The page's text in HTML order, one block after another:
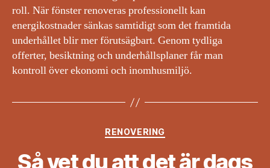
roll. När fönster renoveras professionellt kan
energikostnader sänkas samtidigt som det framtida
underhållet blir mer förutsägbart. Genom tydliga
offerter, besiktning och underhållsplaner får man
kontroll över ekonomi och inomhusmiljö.
Kategorier
RENOVERING
Så vet du att det är dags